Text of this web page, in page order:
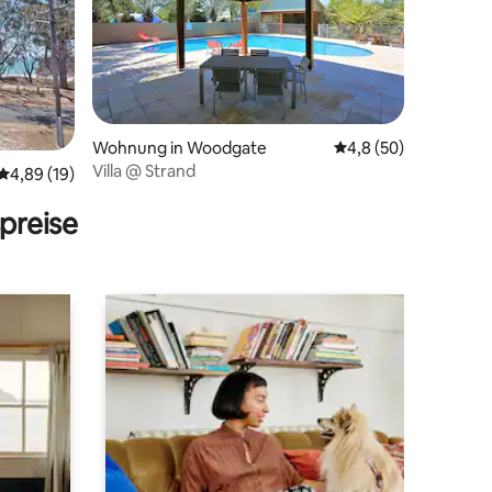
Bewertungen Bewertung: 4,89 von 5, 19 Bewertungen
4,89 (19)
Wohnung in Woodgate Durchschnittliche
4,8 (50)
Villa @ Strand